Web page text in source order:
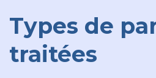
Types de
traitées